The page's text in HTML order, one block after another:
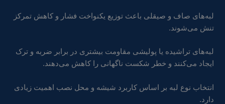
لبه‌های صاف و صیقلی باعث توزیع یکنواخت فشار و کاهش تمرکز
تنش می‌شوند.
لبه‌های تراشیده یا پولیشی مقاومت بیشتری در برابر ضربه و ترک
ایجاد می‌کنند و خطر شکست ناگهانی را کاهش می‌دهند.
انتخاب نوع لبه بر اساس کاربرد شیشه و محل نصب اهمیت زیادی
دارد.